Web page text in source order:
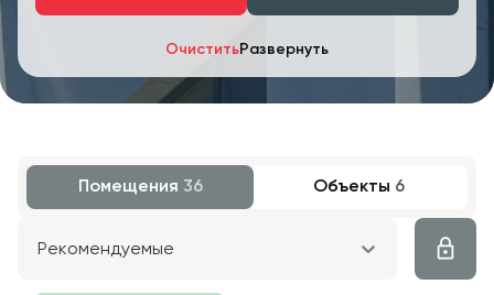
ОчиститьРазвернуть
Помещения 36 Объекты 6
Рекомендуемые